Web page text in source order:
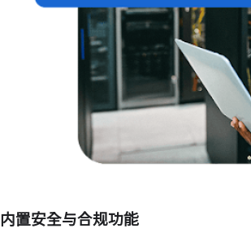
内置安全与合规功能